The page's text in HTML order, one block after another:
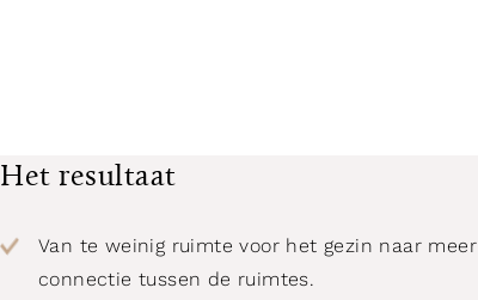
Het resultaat
Van te weinig ruimte voor het gezin naar meer
connectie tussen de ruimtes.